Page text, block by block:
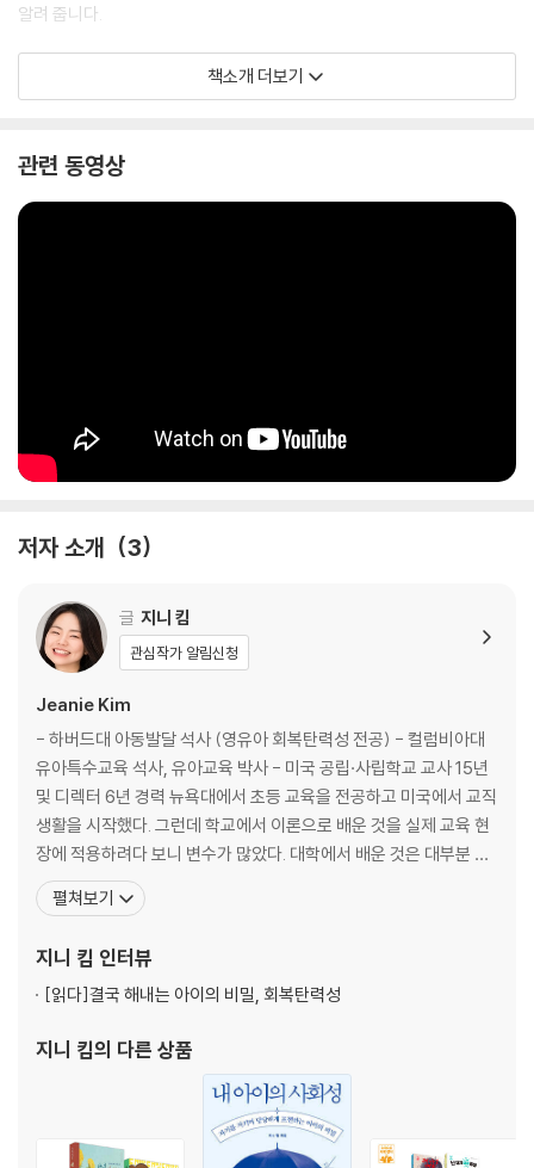
알려 줍니다.
『화가 나는 걸 어떡해!』는 ‘하이파이브 사회정서 학습 동화’ 첫 번째 그림책
입니다.
책소개 더보기
관련 동영상
저자 소개 3
글 지니 킴
관심작가 알림신청
Jeanie Kim
- 하버드대 아동발달 석사 (영유아 회복탄력성 전공) - 컬럼비아대
유아특수교육 석사, 유아교육 박사 - 미국 공립·사립학교 교사 15년
및 디렉터 6년 경력 뉴욕대에서 초등 교육을 전공하고 미국에서 교직
생활을 시작했다. 그런데 학교에서 이론으로 배운 것을 실제 교육 현
장에 적용하려다 보니 변수가 많았다. 대학에서 배운 것은 대부분 일
반적인 아이를 기준으로 한 교육 방법론인 반면, 학교에서 실제 만나
는 아이들은 제각기 다른 발달 양상을 보였기 때문이다. 더 효율적인
전공으로 아동발달 석사를, 컬럼비아대에서
펼쳐보기
지니 킴 인터뷰
[읽다]결국 해내는 아이의 비밀, 회복탄력성
지니 킴의 다른 상품